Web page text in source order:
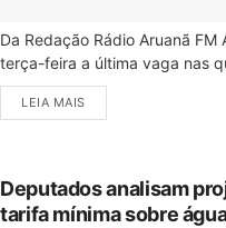
Da Redação Rádio Aruanã
terça-feira a última vaga nas
LEIA MAIS
Deputados analisam
tarifa mínima sobre